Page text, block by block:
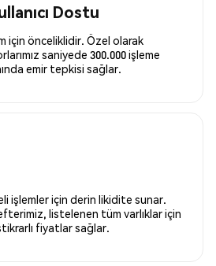
Dostu
için önceliklidir. Özel olarak
saniyede 300.000 işleme
emir tepkisi sağlar.
işlemler için derin likidite sunar.
listelenen tüm varlıklar için
fiyatlar sağlar.